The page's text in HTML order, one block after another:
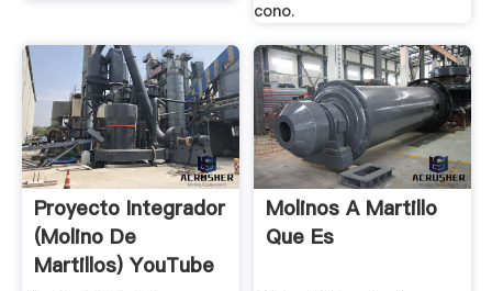
cono.
Proyecto Integrador
(Molino De
Martillos) YouTube
Molinos A Martillo
Que Es